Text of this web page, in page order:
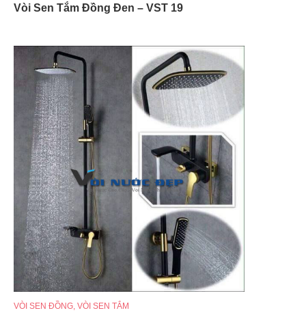
Vòi Sen Tắm Đồng Đen – VST 19
VÒI SEN ĐỒNG VÒI SEN TẮM